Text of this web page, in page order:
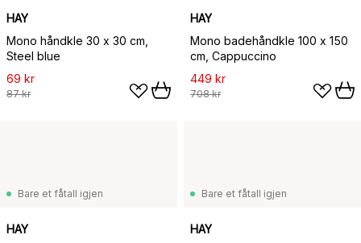
HAY
Mono håndkle 30 x 30 cm,
Steel blue
69 kr
87 kr
HAY
Mono badehåndkle 100 x 150
cm, Cappuccino
449 kr
708 kr
Bare et fåtall igjen
HAY
Bare et fåtall igjen
HAY